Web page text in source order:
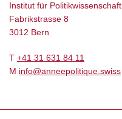
Institut für Politikwissenschaft
Fabrikstrasse 8
3012 Bern
T +41 31 631 84 11
M info@anneepolitique.swiss